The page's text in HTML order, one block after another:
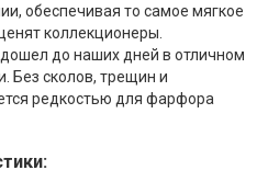
обеспечивая то самое мягкое
коллекционеры.
до наших дней в отличном
Без сколов, трещин и
редкостью для фарфора